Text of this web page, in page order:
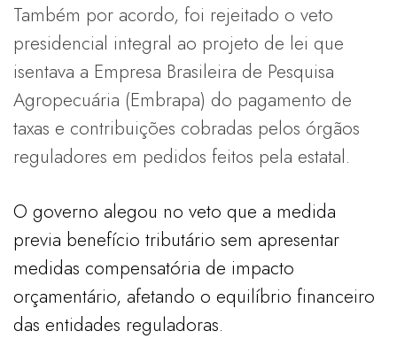
Também por acordo, foi rejeitado o veto
presidencial integral ao projeto de lei que
isentava a Empresa Brasileira de Pesquisa
Agropecuária (Embrapa) do pagamento de
taxas e contribuições cobradas pelos órgãos
reguladores em pedidos feitos pela estatal.
O governo alegou no veto que a medida
previa benefício tributário sem apresentar
medidas compensatória de impacto
orçamentário, afetando o equilíbrio financeiro
das entidades reguladoras.